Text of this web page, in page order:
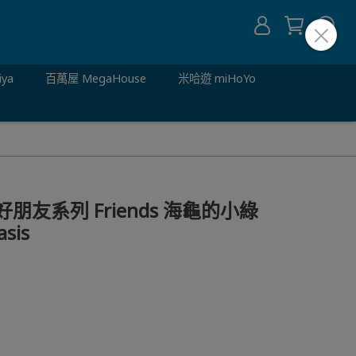
百萬屋 MegaHouse 米哈遊 miHoYo
朋友系列 Friends 海龜的小綠